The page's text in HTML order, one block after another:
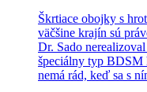
Škrtiace obojky s
väčšine krajín sú
Dr. Sado
špeciálny typ BDSM
nemá rád, keď sa s